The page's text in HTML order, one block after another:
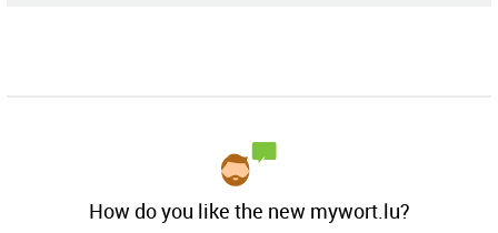
How do you like the new mywort.lu?